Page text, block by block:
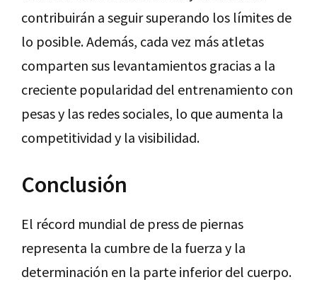
contribuirán a seguir superando los límites de
lo posible. Además, cada vez más atletas
comparten sus levantamientos gracias a la
creciente popularidad del entrenamiento con
pesas y las redes sociales, lo que aumenta la
competitividad y la visibilidad.
Conclusión
El récord mundial de press de piernas
representa la cumbre de la fuerza y la
determinación en la parte inferior del cuerpo.